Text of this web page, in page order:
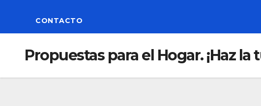
CONTACTO
Propuestas para el Hogar. ¡Haz la